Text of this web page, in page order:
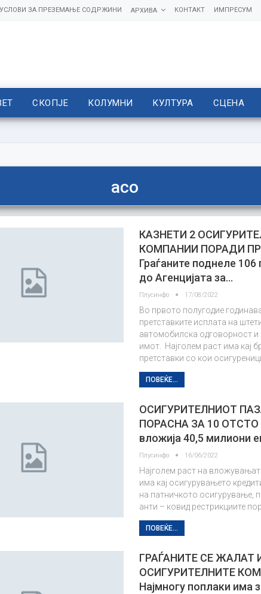
ИМПРЕСУМ
КОНТАКТ
АРХИВА
УСЛОВИ ЗА ПРЕЗЕМАЊЕ СОДРЖИНИ
СКОПЈЕ КОЛУМНИ КУЛТУРА СЦЕНА
асо
КАЗНЕТИ 2
КОМПАНИИ ПОРАДИ
Граѓаните поднеле 106
до Агенцијата за…
Плусинфо 17/08/2022
Во првото полугодие
претставките исплата на
автомобилска одговорност и
имот. Најголем раст има кај
претставки со кои
ПОВЕЌЕ...
ОСИГУРИТЕЛНИОТ
ПОРАСНА ЗА 10 ОТСТО
вложија 40,5 милиони
Плусинфо 16/06/2022
Најголем раст на
има кај осигурувањето
на патничкото осигурување,
анти – ковид рестрикциите
ПОВЕЌЕ...
ГРАЃАНИТЕ СЕ ЖАЛАТ
ОСИГУРИТЕЛНИТЕ
Најмногу поплаки има